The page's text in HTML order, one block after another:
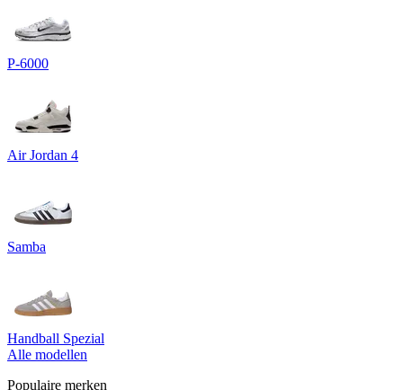
P-6000
Air Jordan 4
Samba
Handball Spezial
Alle modellen
Populaire merken